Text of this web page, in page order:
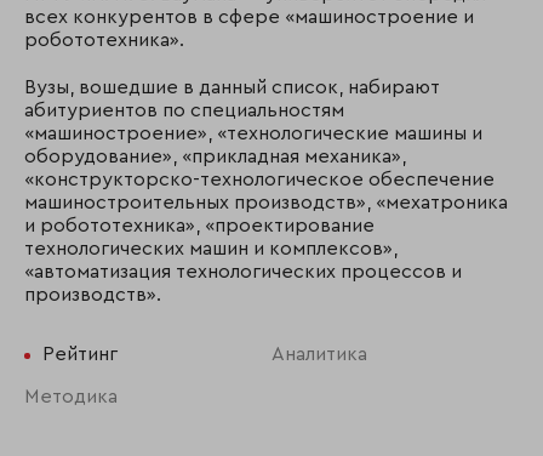
всех конкурентов в сфере «машиностроение и
робототехника».
Вузы, вошедшие в данный список, набирают
абитуриентов по специальностям
«машиностроение», «технологические машины и
оборудование», «прикладная механика»,
«конструкторско-технологическое обеспечение
машиностроительных производств», «мехатроника
и робототехника», «проектирование
технологических машин и комплексов»,
«автоматизация технологических процессов и
производств».
Рейтинг Аналитика
Методика